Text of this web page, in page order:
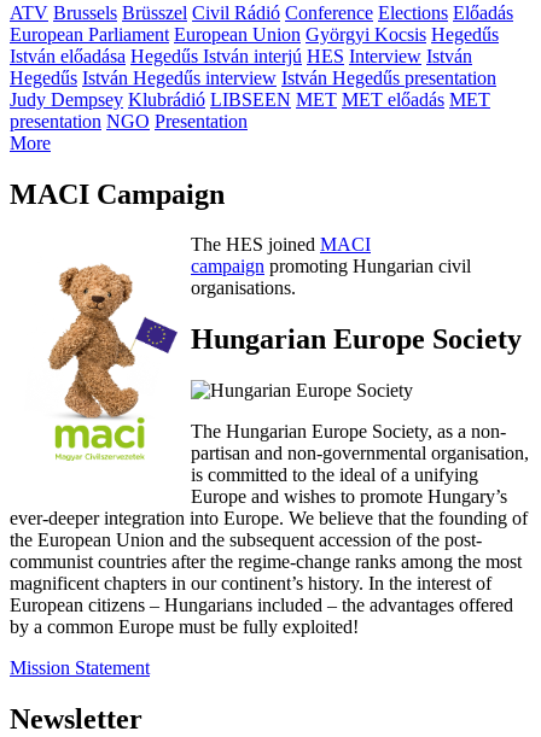
ATV Brussels Brüsszel Civil Rádió Conference Elections Előadás
European Parliament European Union Györgyi Kocsis Hegedűs
István előadása Hegedűs István interjú HES Interview István
Hegedűs István Hegedűs interview István Hegedűs presentation
Judy Dempsey Klubrádió LIBSEEN MET MET előadás MET
presentation NGO Presentation
More
MACI Campaign
The HES joined MACI
campaign promoting Hungarian civil
organisations.
Hungarian Europe Society
The Hungarian Europe Society, as a non-
partisan and non-governmental organisation,
is committed to the ideal of a unifying
Europe and wishes to promote Hungary’s
ever-deeper integration into Europe. We believe that the founding of
the European Union and the subsequent accession of the post-
communist countries after the regime-change ranks among the most
magnificent chapters in our continent’s history. In the interest of
European citizens – Hungarians included – the advantages offered
by a common Europe must be fully exploited!
Mission Statement
Newsletter